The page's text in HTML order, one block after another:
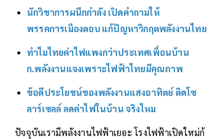
นักวิชาการผนึกกำลัง เปิดคำถามให้
พรรคการเมืองตอบ แก้ปัญหาวิกฤตพลังงานไทย
ทำไมไทยค่าไฟแพงกว่าประเทศเพื่อนบ้าน
ก.พลังงานแจงเพราะไฟฟ้าไทยมีคุณภาพ
ข้อดีประโยชน์ของพลังงานแสงอาทิตย์ ติดโซ
ลาร์เซลล์ ลดค่าไฟในบ้าน จริงไหม
ปัจจุบันเรามีพลังงานไฟฟ้าเยอะ โรงไฟฟ้าเปิดใหม่ก้